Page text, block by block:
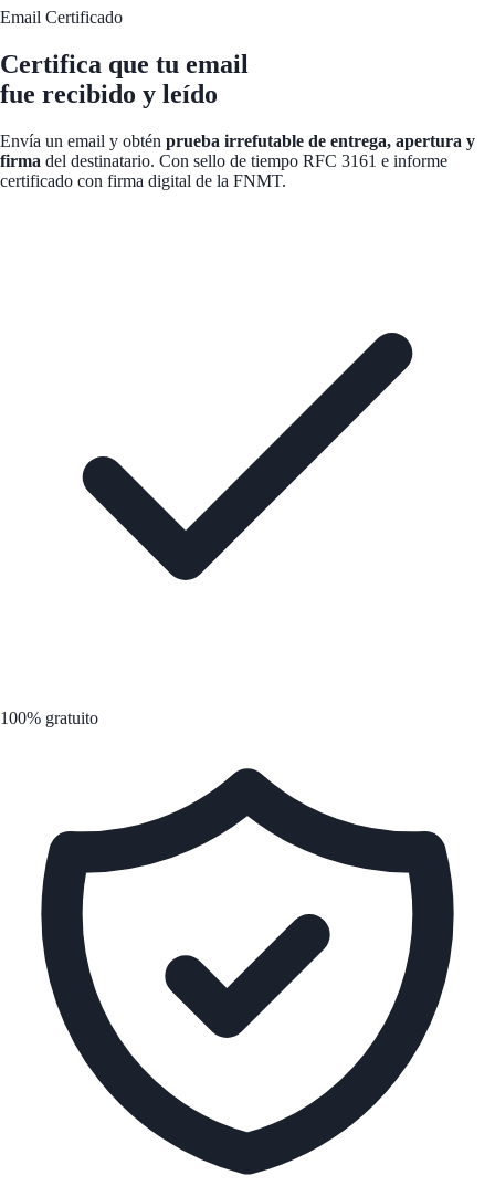
Email Certificado
Certifica que tu email
fue recibido y leído
Envía un email y obtén prueba irrefutable de entrega, apertura y
firma del destinatario. Con sello de tiempo RFC 3161 e informe
certificado con firma digital de la FNMT.
100% gratuito